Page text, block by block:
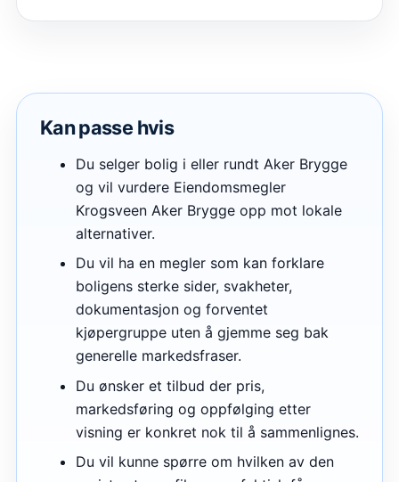
Kan passe hvis
Du selger bolig i eller rundt Aker Brygge
og vil vurdere Eiendomsmegler
Krogsveen Aker Brygge opp mot lokale
alternativer.
Du vil ha en megler som kan forklare
boligens sterke sider, svakheter,
dokumentasjon og forventet
kjøpergruppe uten å gjemme seg bak
generelle markedsfraser.
Du ønsker et tilbud der pris,
markedsføring og oppfølging etter
visning er konkret nok til å sammenlignes.
Du vil kunne spørre om hvilken av den